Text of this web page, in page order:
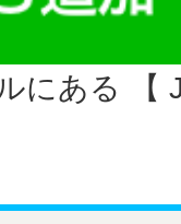
にある 【